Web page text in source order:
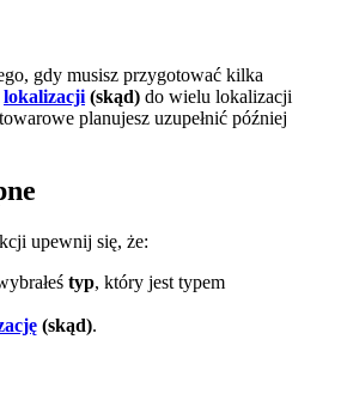
gdy musisz przygotować kilka
lokalizacji(skąd) do wielu lokalizacji
planujesz uzupełnić później
upewnij się, że:
typ, który jest typem
(skąd).